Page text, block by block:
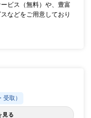
ビス（無料）や、豊富
などをご用意しており
取）
見る